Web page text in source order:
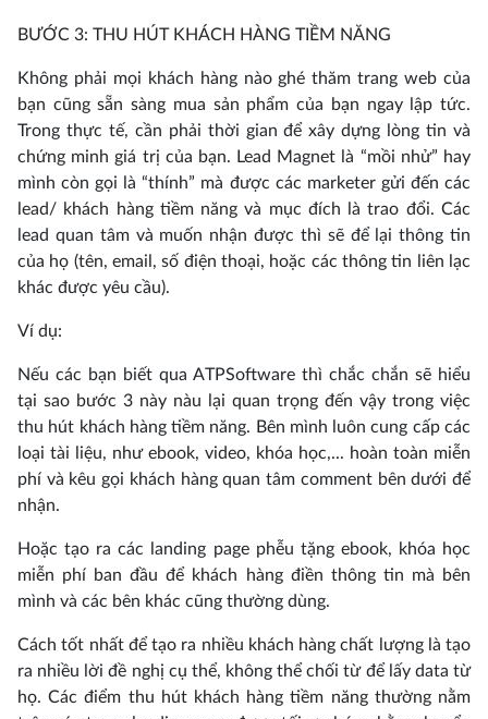
BƯỚC 3: THU HÚT KHÁCH HÀNG TIỀM NĂNG
Không phải mọi khách hàng nào ghé thăm trang web của
bạn cũng sẵn sàng mua sản phẩm của bạn ngay lập tức.
Trong thực tế, cần phải thời gian để xây dựng lòng tin và
chứng minh giá trị của bạn. Lead Magnet là “mồi nhử” hay
mình còn gọi là “thính” mà được các marketer gửi đến các
lead/ khách hàng tiềm năng và mục đích là trao đổi. Các
lead quan tâm và muốn nhận được thì sẽ để lại thông tin
của họ (tên, email, số điện thoại, hoặc các thông tin liên lạc
khác được yêu cầu).
Ví dụ:
Nếu các bạn biết qua ATPSoftware thì chắc chắn sẽ hiểu
tại sao bước 3 này nàu lại quan trọng đến vậy trong việc
thu hút khách hàng tiềm năng. Bên mình luôn cung cấp các
loại tài liệu, như ebook, video, khóa học,... hoàn toàn miễn
phí và kêu gọi khách hàng quan tâm comment bên dưới để
nhận.
Hoặc tạo ra các landing page phễu tặng ebook, khóa học
miễn phí ban đầu để khách hàng điền thông tin mà bên
mình và các bên khác cũng thường dùng.
Cách tốt nhất để tạo ra nhiều khách hàng chất lượng là tạo
ra nhiều lời đề nghị cụ thể, không thể chối từ để lấy data từ
họ. Các điểm thu hút khách hàng tiềm năng thường nằm